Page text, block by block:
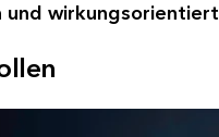
und wirkungsorientiert